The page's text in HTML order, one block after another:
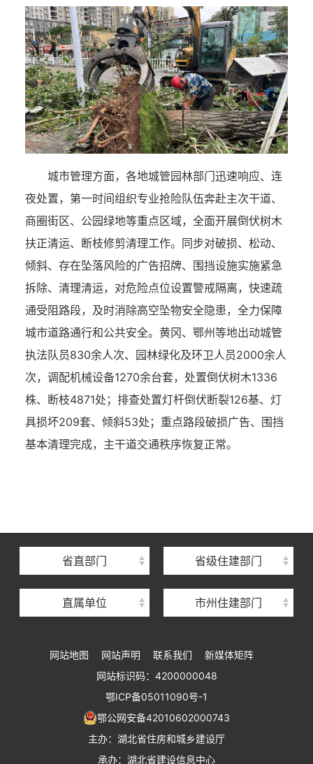
城市管理方面，各地城管园林部门迅速响应、连
夜处置，第一时间组织专业抢险队伍奔赴主次干道、
商圈街区、公园绿地等重点区域，全面开展倒伏树木
扶正清运、断枝修剪清理工作。同步对破损、松动、
倾斜、存在坠落风险的广告招牌、围挡设施实施紧急
拆除、清理清运，对危险点位设置警戒隔离，快速疏
通受阻路段，及时消除高空坠物安全隐患，全力保障
城市道路通行和公共安全。黄冈、鄂州等地出动城管
执法队员830余人次、园林绿化及环卫人员2000余人
次，调配机械设备1270余台套，处置倒伏树木1336
株、断枝4871处；排查处置灯杆倒伏断裂126基、灯
具损坏209套、倾斜53处；重点路段破损广告、围挡
基本清理完成，主干道交通秩序恢复正常。
省直部门 省级住建部门
直属单位
湖北省住房保障中心
湖北省建设工程质量安全监督总站
湖北省建设工程标准定额管理总站
湖北省住建厅执业资格注册中心
湖北省城乡建设发展中心
湖北城市建设职业技术学院
市州住建部门
网站地图 网站声明 联系我们
新媒体矩阵
网站标识码：4200000048
鄂ICP备05011090号-1
鄂公网安备42010602000743
主办：湖北省住房和城乡建设厅
承办：湖北省建设信息中心